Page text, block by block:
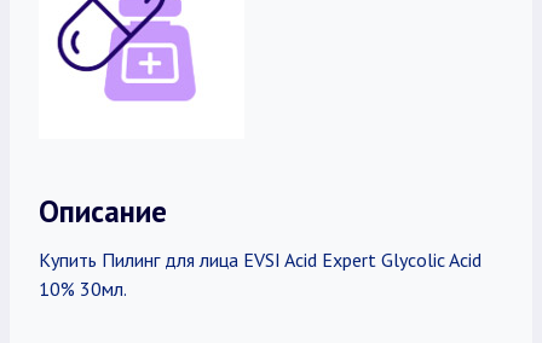
Описание
Купить Пилинг для лица EVSI Acid Expert Glycolic Acid
10% 30мл.